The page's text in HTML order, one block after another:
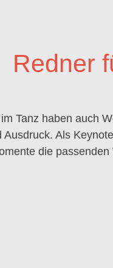
Redner
Tanz haben auch
Ausdruck. Als
die